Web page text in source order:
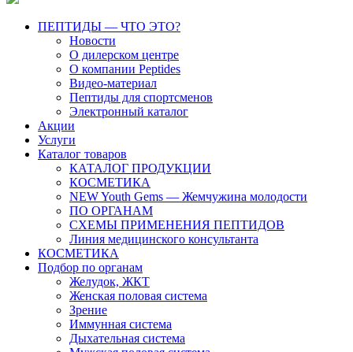
ПЕПТИДЫ — ЧТО ЭТО?
Новости
О дилерском центре
О компании Peptides
Видео-материал
Пептиды для спортсменов
Электронный каталог
Акции
Услуги
Каталог товаров
КАТАЛОГ ПРОДУКЦИИ
КОСМЕТИКА
NEW Youth Gems — Жемчужина молодости
ПО ОРГАНАМ
СХЕМЫ ПРИМЕНЕНИЯ ПЕПТИДОВ
Линия медицинского консультанта
КОСМЕТИКА
Подбор по органам
Желудок, ЖКТ
Женская половая система
Зрение
Иммунная система
Дыхательная система